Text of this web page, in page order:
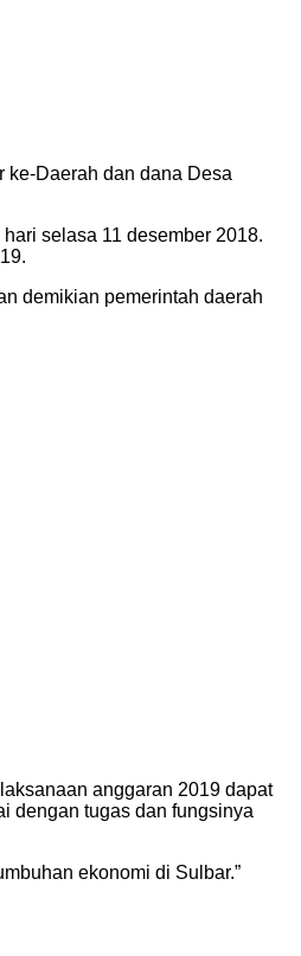
ke-Daerah dan dana Desa
selasa 11 desember 2018.
demikian pemerintah daerah
anggaran 2019 dapat
dengan tugas dan fungsinya
ekonomi di Sulbar.”